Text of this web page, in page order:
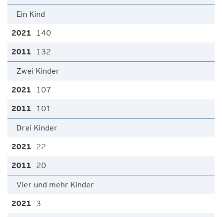
Ein Kind
140
132
Zwei Kinder
107
101
Drei Kinder
22
20
Vier und mehr Kinder
3